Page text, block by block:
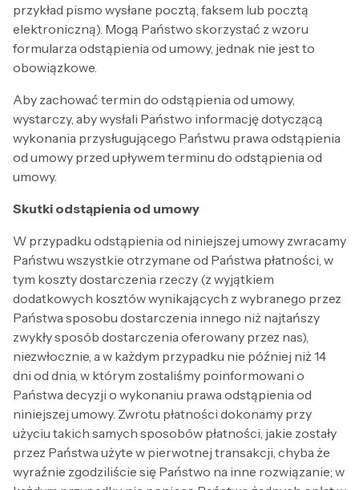
przykład pismo wysłane pocztą, faksem lub pocztą
elektroniczną). Mogą Państwo skorzystać z wzoru
formularza odstąpienia od umowy, jednak nie jest to
obowiązkowe.
Aby zachować termin do odstąpienia od umowy,
wystarczy, aby wysłali Państwo informację dotyczącą
wykonania przysługującego Państwu prawa odstąpienia
od umowy przed upływem terminu do odstąpienia od
umowy.
Skutki odstąpienia od umowy
W przypadku odstąpienia od niniejszej umowy zwracamy
Państwu wszystkie otrzymane od Państwa płatności, w
tym koszty dostarczenia rzeczy (z wyjątkiem
dodatkowych kosztów wynikających z wybranego przez
Państwa sposobu dostarczenia innego niż najtańszy
zwykły sposób dostarczenia oferowany przez nas),
niezwłocznie, a w każdym przypadku nie później niż 14
dni od dnia, w którym zostaliśmy poinformowani o
Państwa decyzji o wykonaniu prawa odstąpienia od
niniejszej umowy. Zwrotu płatności dokonamy przy
użyciu takich samych sposobów płatności, jakie zostały
przez Państwa użyte w pierwotnej transakcji, chyba że
wyraźnie zgodziliście się Państwo na inne rozwiązanie; w